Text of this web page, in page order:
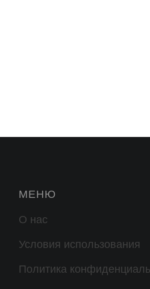
МЕНЮ
О нас
Условия использования